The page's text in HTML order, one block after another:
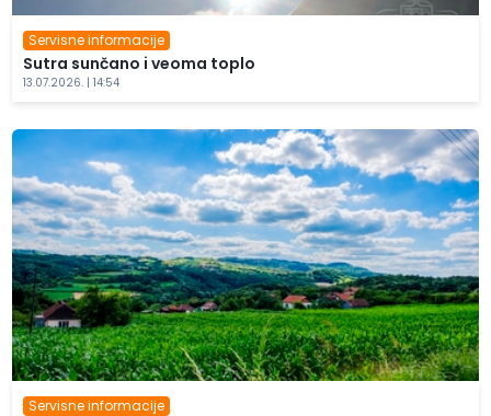
Servisne informacije
Sutra sunčano i veoma toplo
13.07.2026. | 14:54
Servisne informacije